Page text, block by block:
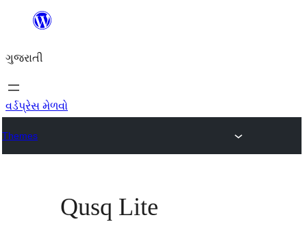
કંટેન્ટ(લખાણ)
જાઓ
ગુજરાતી
વર્ડપ્રેસ મેળવો
Themes
Qusq Lite